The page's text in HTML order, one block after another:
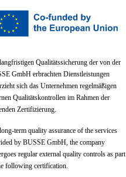
Qualitätssicherung der von der
GmbH erbrachten Dienstleistungen
sich das Unternehmen regelmäßigen
Qualitätskontrollen im Rahmen der
Zertifizierung.
term quality assurance of the services
by BUSSE GmbH, the company
regular external quality controls as part
following certification.